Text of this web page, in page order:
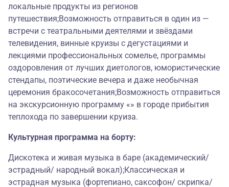
локальные продукты из регионов
путешествия;Возможность отправиться в один из —
встречи с театральными деятелями и звёздами
телевидения, винные круизы с дегустациями и
лекциями профессиональных сомелье, программы
оздоровления от лучших диетологов, юмористические
стендапы, поэтические вечера и даже необычная
церемония бракосочетания;Возможность отправиться
на экскурсионную программу «» в городе прибытия
теплохода по завершении круиза.
Культурная программа на борту:
Дискотека и живая музыка в баре (академический/
эстрадный/ народный вокал);Классическая и
эстрадная музыка (фортепиано, саксофон/ скрипка/